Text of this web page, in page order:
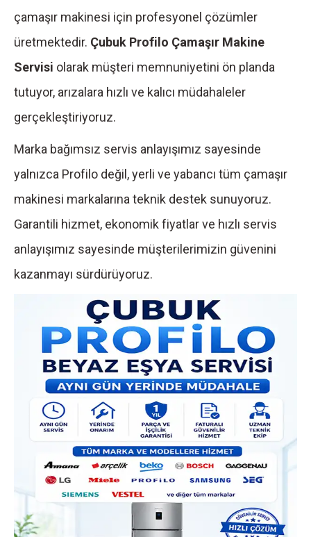
çamaşır makinesi için profesyonel çözümler
üretmektedir. Çubuk Profilo Çamaşır Makine
Servisi olarak müşteri memnuniyetini ön planda
tutuyor, arızalara hızlı ve kalıcı müdahaleler
gerçekleştiriyoruz.
Marka bağımsız servis anlayışımız sayesinde
yalnızca Profilo değil, yerli ve yabancı tüm çamaşır
makinesi markalarına teknik destek sunuyoruz.
Garantili hizmet, ekonomik fiyatlar ve hızlı servis
anlayışımız sayesinde müşterilerimizin güvenini
kazanmayı sürdürüyoruz.